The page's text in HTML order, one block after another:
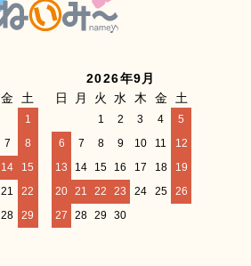
金 土
1
7
8
14
15
21
22
28
29
2026年9月
日
月 火 水 木 金 土
1 2 3 4
5
6
7 8 9 10 11
12
13
14 15 16 17 18
19
20 21 22 23 24 25
26
27
28 29 30